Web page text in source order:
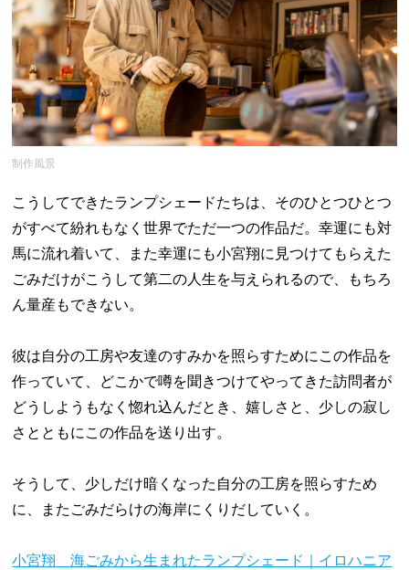
制作風景
こうしてできたランプシェードたちは、そのひとつひとつ
がすべて紛れもなく世界でただ一つの作品だ。幸運にも対
馬に流れ着いて、また幸運にも小宮翔に見つけてもらえた
ごみだけがこうして第二の人生を与えられるので、もちろ
ん量産もできない。
彼は自分の工房や友達のすみかを照らすためにこの作品を
作っていて、どこかで噂を聞きつけてやってきた訪問者が
どうしようもなく惚れ込んだとき、嬉しさと、少しの寂し
さとともにこの作品を送り出す。
そうして、少しだけ暗くなった自分の工房を照らすため
に、またごみだらけの海岸にくりだしていく。
小宮翔 海ごみから生まれたランプシェード｜イロハニア